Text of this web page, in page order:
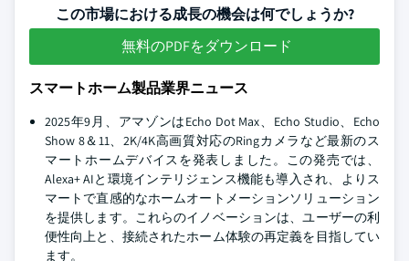
この市場における成長の機会は何でしょうか?
無料のPDFをダウンロード
スマートホーム製品業界ニュース
2025年9月、アマゾンはEcho Dot Max、Echo Studio、Echo
Show 8＆11、2K/4K高画質対応のRingカメラなど最新のス
マートホームデバイスを発表しました。この発売では、
Alexa+ AIと環境インテリジェンス機能も導入され、よりス
マートで直感的なホームオートメーションソリューション
を提供します。これらのイノベーションは、ユーザーの利
便性向上と、接続されたホーム体験の再定義を目指してい
ます。